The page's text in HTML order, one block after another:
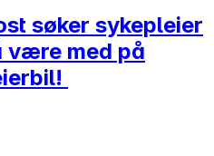
søker sykepleier
være med på